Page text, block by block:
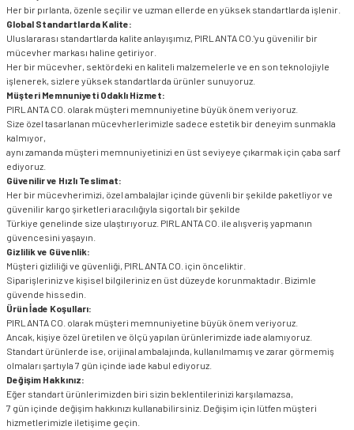
Her bir pırlanta, özenle seçilir ve uzman ellerde en yüksek standartlarda işlenir.
Global Standartlarda Kalite:
Uluslararası standartlarda kalite anlayışımız, PIRLANTA CO.'yu güvenilir bir
mücevher markası haline getiriyor.
Her bir mücevher, sektördeki en kaliteli malzemelerle ve en son teknolojiyle
işlenerek, sizlere yüksek standartlarda ürünler sunuyoruz.
Müşteri Memnuniyeti Odaklı Hizmet:
PIRLANTA CO. olarak müşteri memnuniyetine büyük önem veriyoruz.
Size özel tasarlanan mücevherlerimizle sadece estetik bir deneyim sunmakla
kalmıyor,
aynı zamanda müşteri memnuniyetinizi en üst seviyeye çıkarmak için çaba sarf
ediyoruz.
Güvenilir ve Hızlı Teslimat:
Her bir mücevherimizi, özel ambalajlar içinde güvenli bir şekilde paketliyor ve
güvenilir kargo şirketleri aracılığıyla sigortalı bir şekilde
Türkiye genelinde size ulaştırıyoruz. PIRLANTA CO. ile alışveriş yapmanın
güvencesini yaşayın.
Gizlilik ve Güvenlik:
Müşteri gizliliği ve güvenliği, PIRLANTA CO. için önceliktir.
Siparişleriniz ve kişisel bilgileriniz en üst düzeyde korunmaktadır. Bizimle
güvende hissedin.
Ürün İade Koşulları:
PIRLANTA CO. olarak müşteri memnuniyetine büyük önem veriyoruz.
Ancak, kişiye özel üretilen ve ölçü yapılan ürünlerimizde iade alamıyoruz.
Standart ürünlerde ise, orijinal ambalajında, kullanılmamış ve zarar görmemiş
olmaları şartıyla 7 gün içinde iade kabul ediyoruz.
Değişim Hakkınız:
Eğer standart ürünlerimizden biri sizin beklentilerinizi karşılamazsa,
7 gün içinde değişim hakkınızı kullanabilirsiniz. Değişim için lütfen müşteri
hizmetlerimizle iletişime geçin.